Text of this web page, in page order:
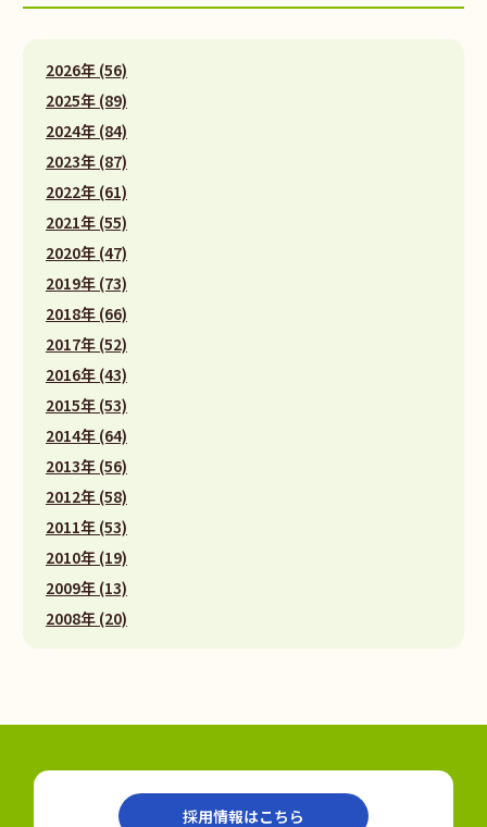
2026年 (56)
2025年 (89)
2024年 (84)
2023年 (87)
2022年 (61)
2021年 (55)
2020年 (47)
2019年 (73)
2018年 (66)
2017年 (52)
2016年 (43)
2015年 (53)
2014年 (64)
2013年 (56)
2012年 (58)
2011年 (53)
2010年 (19)
2009年 (13)
2008年 (20)
採用情報はこちら